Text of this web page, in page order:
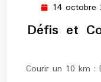
14 octobre
Défis et
Courir un 10 km :